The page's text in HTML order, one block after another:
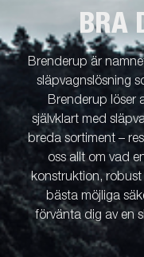
BRA
Brenderup är
släpvagnslösning
Brenderup löser
självklart med
breda sortiment –
oss allt om vad
konstruktion,
bästa möjliga
förvänta dig av en